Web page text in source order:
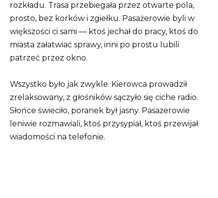
rozkładu. Trasa przebiegała przez otwarte pola,
prosto, bez korków i zgiełku. Pasażerowie byli w
większości ci sami — ktoś jechał do pracy, ktoś do
miasta załatwiać sprawy, inni po prostu lubili
patrzeć przez okno.
Wszystko było jak zwykle. Kierowca prowadził
zrelaksowany, z głośników sączyło się ciche radio.
Słońce świeciło, poranek był jasny. Pasażerowie
leniwie rozmawiali, ktoś przysypiał, ktoś przewijał
wiadomości na telefonie.